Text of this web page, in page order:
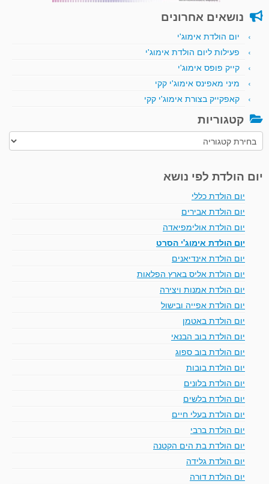
נושאים אחרונים
יום הולדת אימוג'י
פעילות ליום הולדת אימוג'י
קייק פופס אימוג'י
מיני מאפינס אימוג'י קקי
קאפקייק בצורת אימוג'י קקי
קטגוריות
קטגוריות
יום הולדת לפי נושא
יום הולדת כללי
יום הולדת אבירים
יום הולדת אולימפיאדה
יום הולדת אימוג'י הסרט
יום הולדת אינדיאנים
יום הולדת אליס בארץ הפלאות
יום הולדת אמנות ויצירה
יום הולדת אפייה ובישול
יום הולדת באטמן
יום הולדת בוב הבנאי
יום הולדת בוב ספוג
יום הולדת בובות
יום הולדת בלונים
יום הולדת בלשים
יום הולדת בעלי חיים
יום הולדת ברבי
יום הולדת בת הים הקטנה
יום הולדת גלידה
יום הולדת דורה